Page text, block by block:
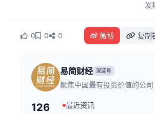
发
0 0 0 微博 复制
易简财经 深蓝号
聚焦中国最有投资价值的公司
126
最近资讯